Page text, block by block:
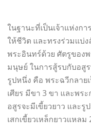
ในฐานะที่เป็นเจ้าแห่งก
ให้ชีวิต และทรงร่วมแบ่
พระอินทร์ด้วย ศัตรูของ
มนุษย์ ในการสู้รบกับอสู
รูปหนึ่ง คือ พระฉวีกลาย
เศียร มีขา 3 ขา และพร
อสูรจะมีเขี้ยวยาว และ
เสกเขี้ยวเหล็กยาวแหล